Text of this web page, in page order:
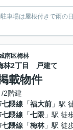
車場は屋根付きで雨の
南区梅林
林2丁目 戸建て
載物件
2階建
隈線 「福大前 」駅
隈線 「七隈 」駅 徒
隈線 「梅林」駅 徒